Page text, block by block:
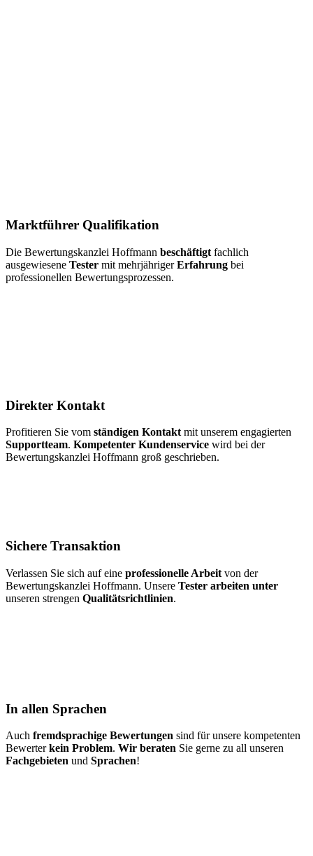
Marktführer Qualifikation
Die Bewertungskanzlei Hoffmann beschäftigt fachlich
ausgewiesene Tester mit mehrjährigerErfahrung bei
professionellen Bewertungsprozessen.
Direkter Kontakt
Profitieren Sie vom ständigen Kontaktmit unserem engagierten
Supportteam. Kompetenter Kundenservice wird bei der
Bewertungskanzlei Hoffmann groß geschrieben.
Sichere Transaktion
Verlassen Sie sich auf eine professionelle Arbeit von der
Bewertungskanzlei Hoffmann. Unsere Tester arbeiten unter
unseren strengen Qualitätsrichtlinien.
In allen Sprachen
Auch fremdsprachige Bewertungen sind für unsere kompetenten
Bewerterkein Problem. Wir beraten Sie gerne zu all unseren
Fachgebieten und Sprachen!